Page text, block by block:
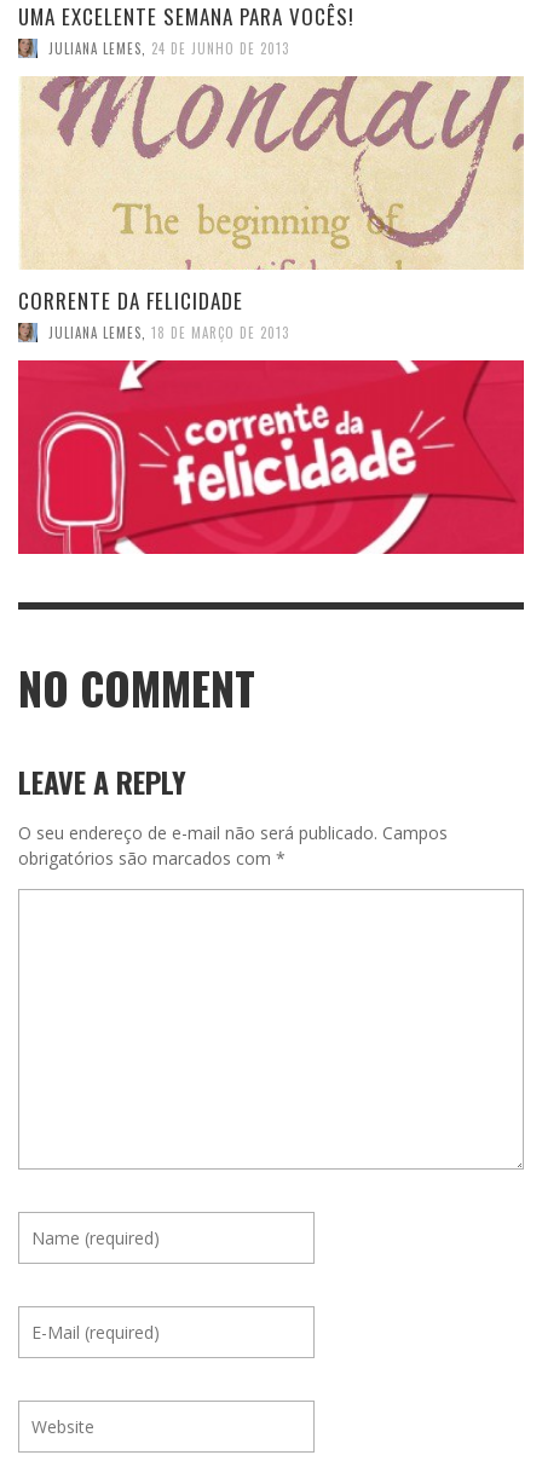
UMA EXCELENTE SEMANA PARA VOCÊS!
JULIANA LEMES 24 DE JUNHO DE 2013
CORRENTE DA FELICIDADE
JULIANA LEMES 18 DE MARÇO DE 2013
NO COMMENT
LEAVE A REPLY
O seu endereço de e-mail não será publicado. Campos
obrigatórios são marcados com *